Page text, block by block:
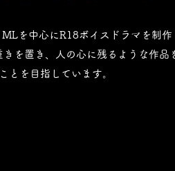
MLを中心にR18ボイスドラマを制作
を置き、人の心に残るような作品
とを目指しています。